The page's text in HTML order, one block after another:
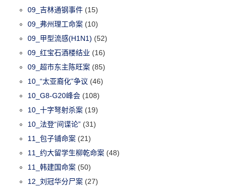
09_吉林通钢事件 (15)
09_弗州理工命案 (10)
09_甲型流感(H1N1) (52)
09_红宝石酒楼结业 (16)
09_超市东主陈旺案 (85)
10_“太亚裔化”争议 (46)
10_G8-G20峰会 (108)
10_十字弩射杀案 (19)
10_法登“间谍论” (31)
11_包子铺命案 (21)
11_约大留学生柳乾命案 (48)
11_韩建国命案 (50)
12_刘冠华分尸案 (27)